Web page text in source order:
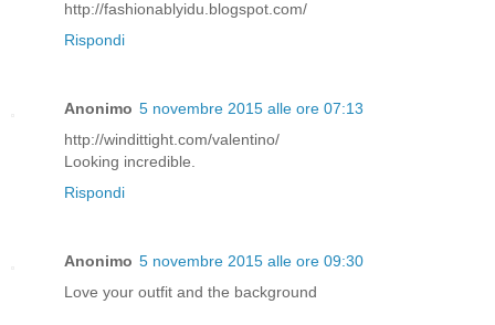
http://fashionablyidu.blogspot.com/
Rispondi
Anonimo 5 novembre 2015 alle ore 07:13
http://windittight.com/valentino/
Looking incredible.
Rispondi
Anonimo 5 novembre 2015 alle ore 09:30
Love your outfit and the background